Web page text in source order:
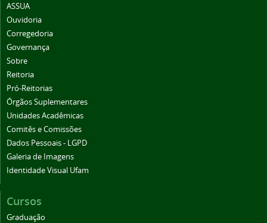
ASSUA
Ouvidoria
Corregedoria
Governança
Sobre
Reitoria
Pró-Reitorias
Órgãos Suplementares
Unidades Acadêmicas
Comitês e Comissões
Dados Pessoais - LGPD
Galeria de Imagens
Identidade Visual Ufam
Cursos
Graduação